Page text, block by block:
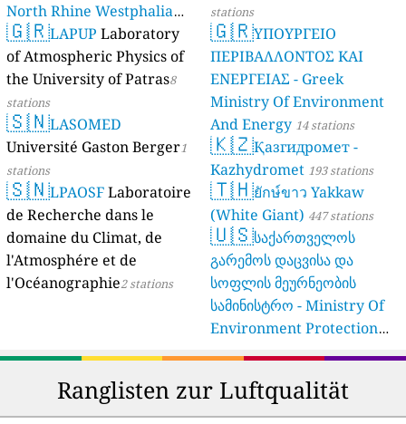
North Rhine Westphalia
(Landesamt Für Natur,
Umwelt Und
Verbraucherschutz NRW)
61 stations
🇬🇷LAPUP Laboratory
of Atmospheric Physics of
the University of Patras8
stations
🇸🇳LASOMED
Université Gaston Berger1
stations
🇸🇳LPAOSF Laboratoire
de Recherche dans le
domaine du Climat, de
l'Atmosphére et de
l'Océanographie2 stations
stations
🇬🇷ΥΠΟΥΡΓΕΙΟ
ΠΕΡΙΒΑΛΛΟΝΤΟΣ ΚΑΙ
ΕΝΕΡΓΕΙΑΣ - Greek
Ministry Of Environment
And Energy 14 stations
🇰🇿Қазгидромет -
Kazhydromet 193 stations
🇹🇭ยักษ์ขาว Yakkaw
(White Giant) 447 stations
🇺🇸საქართველოს
გარემოს დაცვისა და
სოფლის მეურნეობის
სამინისტრო - Ministry Of
Environment Protection
Ranglisten zur Luftqualität